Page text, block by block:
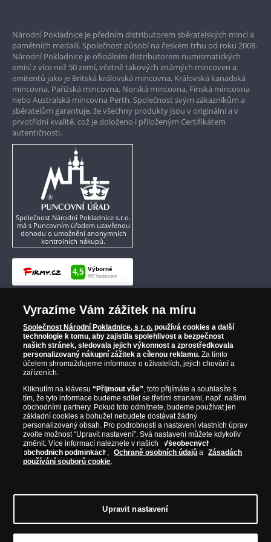
Garance nejvyšší kvality
Pouze originální produkty
Národní Pokladnice je předním distributorem sběratelských mincí a
pamětních medailí. Společnost působí na českém trhu od roku 2008.
Národní Pokladnice je oficiálním distributorem numismatických
emisí z více než 50 zemí, včetně takových známých mincoven a
emitentů jako je Britská královská mincovna, Královská kanadská
mincovna, Pařížská mincovna, Norská mincovna, Finská mincovna
nebo Australská mincovna Perth. Společnost svým zákazníkům a
sběratelům garantuje, že všechny produkty jsou v originální a v
prvotřídní kvalitě, což je doloženo i přiloženým Certifikátem
autentičnosti.
Společnost Národní Pokladnice s.r.o.
má s Puncovním úřadem uzavřenou
dohodu o umožnění anonymních
kontrolních nákupů.
Vyrazíme Vám zážitek na míru
Společnost Národní Pokladnice, s r. o. používá cookies a další
technologie k tomu, aby zajistila spolehlivost a bezpečnost
našich stránek, sledovala jejich výkonnost a zprostředkovala
personalizovaný nákupní zážitek a cílenou reklamu. Za tímto
účelem shromažďujeme informace o uživatelích, jejich chování a
zařízeních.
Kliknutím na klávesu“Přijmout vše”, toto přijímáte a souhlasíte s
tím, že tyto informace budeme sdílet se třetími stranami, např. našimi
obchodními partnery. Pokud toto odmítnete, budeme používat jen
základní cookies a bohužel nebudete dostávat žádný
personalizovaný obsah. Pro podrobnosti a nastavení vlastních úprav
zvolte možnost “Upravit nastavení”. Svá nastavení můžete kdykoliv
změnit. Více informací naleznete v našich
Všeobecných
obchodních podmínkách , Ochraně osobních údajů a
Zásadách
používání souborů cookie.
Upravit nastavení